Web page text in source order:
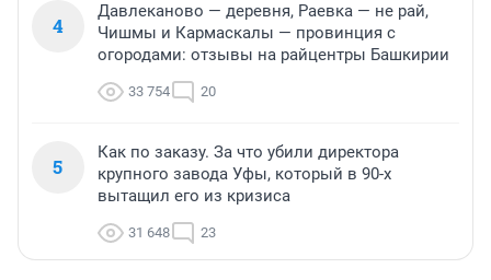
4
Давлеканово — деревня, Раевка — не рай,
Чишмы и Кармаскалы — провинция с
огородами: отзывы на райцентры Башкирии
33 754 20
5
Как по заказу. За что убили директора
крупного завода Уфы, который в 90-х
вытащил его из кризиса
31 648 23